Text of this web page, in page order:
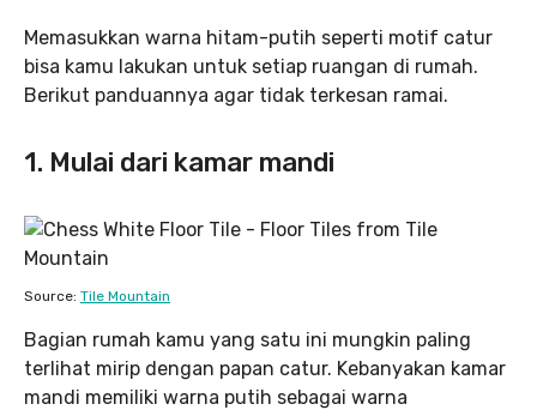
Memasukkan warna hitam-putih seperti motif catur
bisa kamu lakukan untuk setiap ruangan di rumah.
Berikut panduannya agar tidak terkesan ramai.
1. Mulai dari kamar mandi
Source: Tile Mountain
Bagian rumah kamu yang satu ini mungkin paling
terlihat mirip dengan papan catur. Kebanyakan kamar
mandi memiliki warna putih sebagai warna